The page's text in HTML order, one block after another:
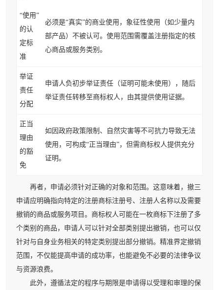
“使用”
的认
定标
准
必须是“真实”的商业使用，象征性使用（如少量内
部产品）不被认可。使用范围需覆盖注册指定的核
心商品或服务类别。
举证
责任
分配
申请人负初步举证责任（证明可能未使用），随后
举证责任转移至商标权人，由其提供使用证据。
正当
理由
的豁
免
如因政府政策限制、自然灾害等不可抗力导致无法
使用，可构成“正当理由”，但需商标权人提供充分
证明。
再者，申请必须针对正确的对象和范围。这意味着，撤三
申请应明确指向特定的注册商标注册号、注册人名称以及需要
撤销的商品或服务项目。商标权人可能在一枚商标下注册了多
个类别的商品，申请人可以针对全部类别提出撤销，也可以仅
针对与自身业务相关的特定类别提出部分撤销。精准界定撤销
范围，不仅能提高申请的成功率，也能避免不必要的法律争议
与资源浪费。
此外，遵循法定的程序与期限是申请得以受理和审理的保